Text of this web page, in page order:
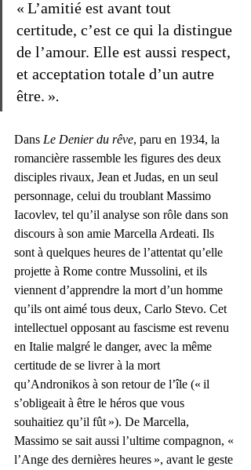
« L’amitié est avant tout
certitude, c’est ce qui la distingue
de l’amour. Elle est aussi respect,
et acceptation totale d’un autre
être. ».
Dans Le Denier du rêve, paru en 1934, la
romancière rassemble les figures des deux
disciples rivaux, Jean et Judas, en un seul
personnage, celui du troublant Massimo
Iacovlev, tel qu’il analyse son rôle dans son
discours à son amie Marcella Ardeati. Ils
sont à quelques heures de l’attentat qu’elle
projette à Rome contre Mussolini, et ils
viennent d’apprendre la mort d’un homme
qu’ils ont aimé tous deux, Carlo Stevo. Cet
intellectuel opposant au fascisme est revenu
en Italie malgré le danger, avec la même
certitude de se livrer à la mort
qu’Andronikos à son retour de l’île (« il
s’obligeait à être le héros que vous
souhaitiez qu’il fût »). De Marcella,
Massimo se sait aussi l’ultime compagnon, «
l’Ange des dernières heures », avant le geste